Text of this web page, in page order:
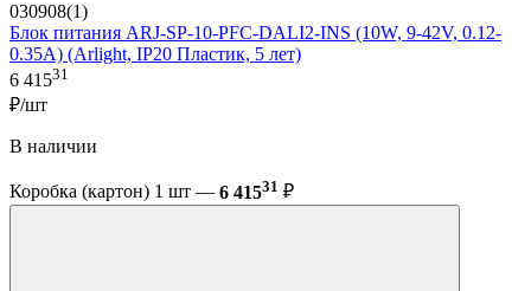
030908(1)
Блок питания ARJ-SP-10-PFC-DALI2-INS (10W, 9-42V, 0.12-
0.35A) (Arlight, IP20 Пластик, 5 лет)
6 41531
₽/шт
В наличии
Коробка (картон) 1 шт — 6 41531 ₽